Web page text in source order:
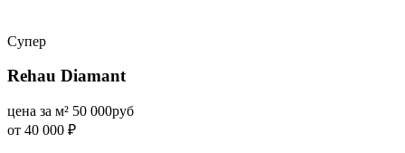
Супер
Rehau Diamant
цена за м² 50 000руб
от 40 000 ₽